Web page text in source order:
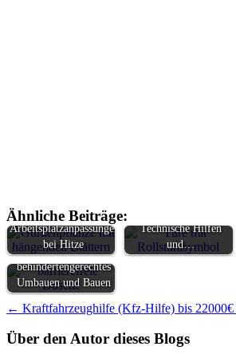
Ähnliche Beiträge:
Arbeitsplatzanpassungen
bei Hitze
Technische Hilfen
und…
Zuschüsse für
behindertengerechtes
Umbauen und Bauen
Beitragsnavigation
← Kraftfahrzeughilfe (Kfz-Hilfe) bis 22000€
Über den Autor dieses Blogs